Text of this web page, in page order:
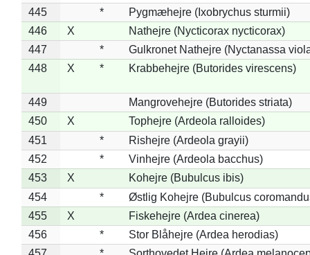
445
*
Pygmæhejre (Ixobrychus sturmii)
446
X
Nathejre (Nycticorax nycticorax)
447
*
Gulkronet Nathejre (Nyctanassa
448
X * Krabbehejre (Butorides virescens)
449
Mangrovehejre (Butorides striata)
450
X
Tophejre (Ardeola ralloides)
451
*
Rishejre (Ardeola grayii)
452
*
Vinhejre (Ardeola bacchus)
453
X
Kohejre (Bubulcus ibis)
454
*
Østlig Kohejre (Bubulcus
455
X
Fiskehejre (Ardea cinerea)
456
*
Stor Blåhejre (Ardea herodias)